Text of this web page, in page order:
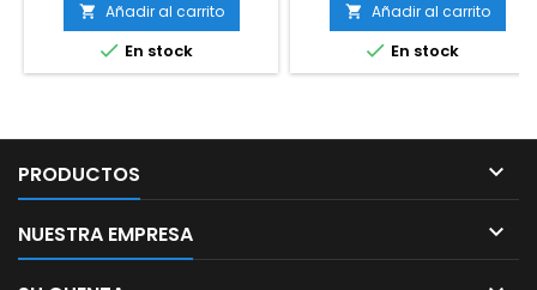
 Añadir al carrito
 En stock
 Añadir al carrito
 En stock
PRODUCTOS 
NUESTRA EMPRESA 